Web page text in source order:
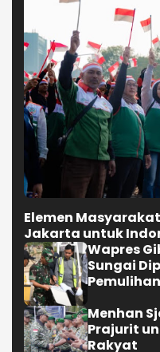
Elemen
Jakarta untuk
Wapres
Sungai
Menhan
Prajurit
Rakyat